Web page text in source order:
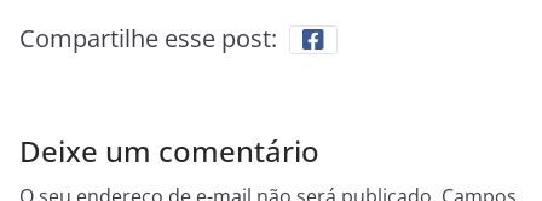
Compartilhe esse post:
Deixe um comentário
O seu endereço de e-mail não será publicado. Campos